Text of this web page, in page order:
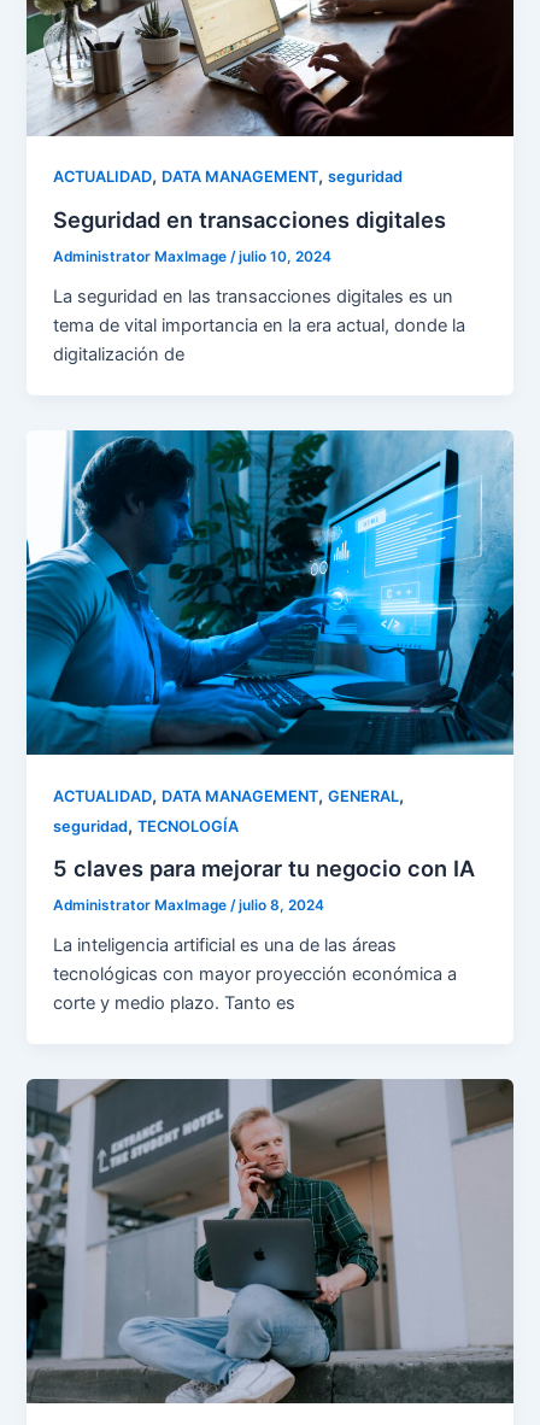
ACTUALIDAD, DATA MANAGEMENT,seguridad
Seguridad en transacciones digitales
Administrator MaxImage/julio 10, 2024
La seguridad en las transacciones digitales es un
tema de vital importancia en la era actual, donde la
digitalización de
ACTUALIDAD, DATA MANAGEMENT,GENERAL,
seguridad,TECNOLOGÍA
5 claves para mejorar tu negocio con IA
Administrator MaxImage/julio 8, 2024
La inteligencia artificial es una de las áreas
tecnológicas con mayor proyección económica a
corte y medio plazo. Tanto es